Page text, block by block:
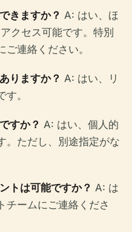
きますか？ A: はい、ほ
クセス可能です。特別
連絡ください。
りますか？ A: はい、リ
。
すか？ A: はい、個人的
。ただし、別途指定がな
トは可能ですか？ A: は
チームにご連絡くださ